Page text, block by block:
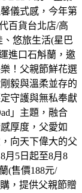
儀式感，今年第
百貨台北店/高
悠旅生活(星巴
進口石斛蘭，邀
！父親節鮮花選
毅與溫柔並存的
守護與無私奉獻
」主題，融合
厚度，父愛如
向天下偉大的父
月5日起至8月8
(售價188元/
，提供父親節贈